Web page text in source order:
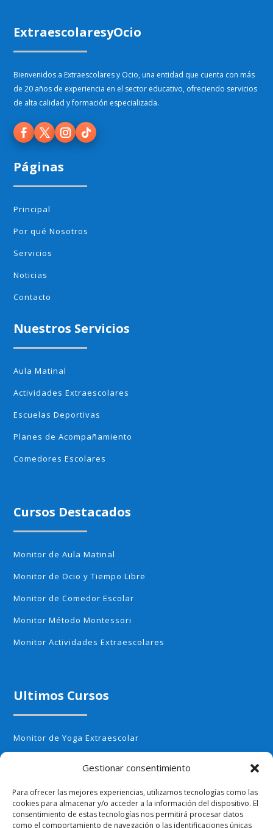
Gestionar consentimiento
Para ofrecer las mejores experiencias, utilizamos tecnologías como las
cookies para almacenar y/o acceder a la información del dispositivo. El
consentimiento de estas tecnologías nos permitirá procesar datos
como el comportamiento de navegación o las identificaciones únicas
ExtraescolaresyOcio
Bienvenidos a Extraescolares y Ocio, una entidad que cuenta con más
de 20 años de experiencia en el sector educativo, ofreciendo servicios
de alta calidad y formación especializada.
Páginas
Principal
Por qué Nosotros
Servicios
Noticias
Contacto
Nuestros Servicios
Aula Matinal
Actividades Extraescolares
Escuelas Deportivas
Planes de Acompañamiento
Comedores Escolares
Cursos Destacados
Monitor de Aula Matinal
Monitor de Ocio y Tiempo Libre
Monitor de Comedor Escolar
Monitor Método Montessori
Monitor Actividades Extraescolares
Ultimos Cursos
Monitor de Yoga Extraescolar
Monitor de Huerto Escolar
Monitor de Ajedrez